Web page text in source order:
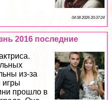
04 08 2026 20:37:24
2016 последние
из-за
игры
прошло в